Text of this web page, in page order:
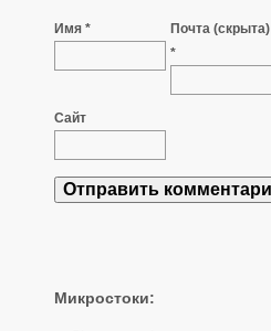
Имя *
Почта (скрыта)
*
Сайт
Микростоки: